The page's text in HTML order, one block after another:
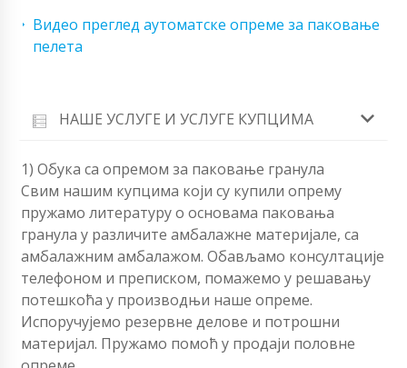
Видео преглед аутоматске опреме за паковање
пелета
НАШЕ УСЛУГЕ И УСЛУГЕ КУПЦИМА
1) Обука са опремом за паковање гранула
Свим нашим купцима који су купили опрему
пружамо литературу о основама паковања
гранула у различите амбалажне материјале, са
амбалажним амбалажом. Обављамо консултације
телефоном и преписком, помажемо у решавању
потешкоћа у производњи наше опреме.
Испоручујемо резервне делове и потрошни
материјал. Пружамо помоћ у продаји половне